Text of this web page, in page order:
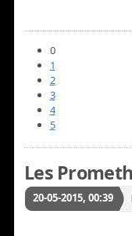
0
1
2
3
4
5
Les
20-05-2015, 00:39